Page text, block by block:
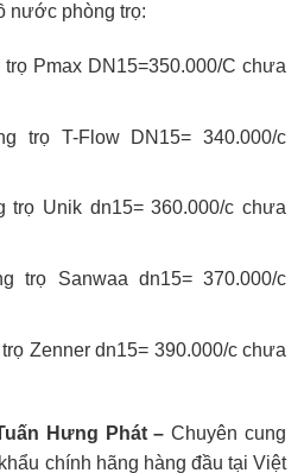
nước phòng trọ:
Pmax DN15=350.000/C chưa
trọ T-Flow DN15= 340.000/c
Unik dn15= 360.000/c chưa
trọ Sanwaa dn15= 370.000/c
Zenner dn15= 390.000/c chưa
Hưng Phát –Chuyên cung
chính hãng hàng đầu tại Việt